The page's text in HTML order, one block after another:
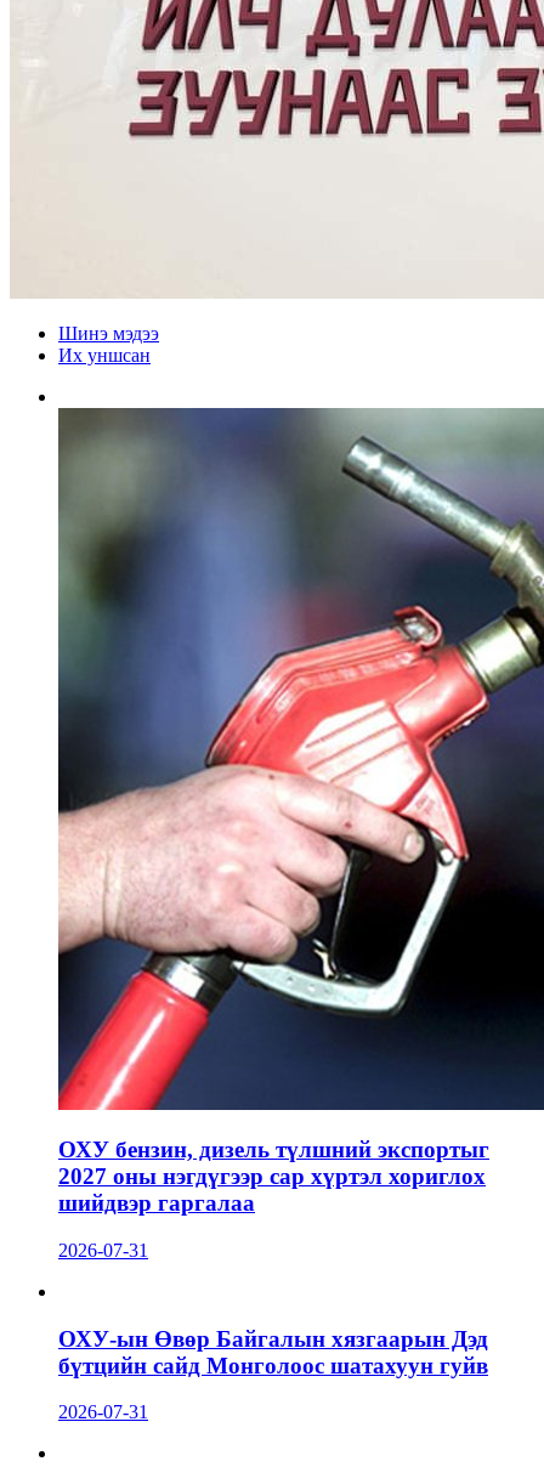
Шинэ мэдээ
Их уншсан
ОХУ бензин, дизель түлшний экспортыг
2027 оны нэгдүгээр сар хүртэл хориглох
шийдвэр гаргалаа
2026-07-31
ОХУ-ын Өвөр Байгалын хязгаарын Дэд
бүтцийн сайд Монголоос шатахуун гуйв
2026-07-31